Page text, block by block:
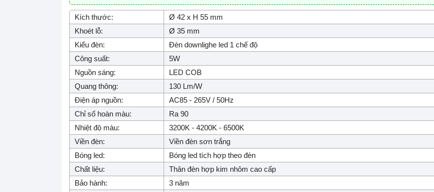
Kích thước:
Ø 42 x H 55 mm
Khoét lỗ:
Ø 35 mm
Kiểu đèn:
Đèn downlighe led 1 chế độ
Công suất:
5W
Nguồn sáng:
LED COB
Quang thông:
130 Lm/W
Điện áp nguồn:
AC85 - 265V / 50Hz
Chỉ số hoàn màu:
Ra 90
Nhiệt độ màu:
3200K - 4200K - 6500K
Viền đèn:
Viền đèn sơn trắng
Bóng led:
Bóng led tích hợp theo đèn
Chất liệu:
Thân đèn hợp kim nhôm cao cấp
Bảo hành:
3 năm